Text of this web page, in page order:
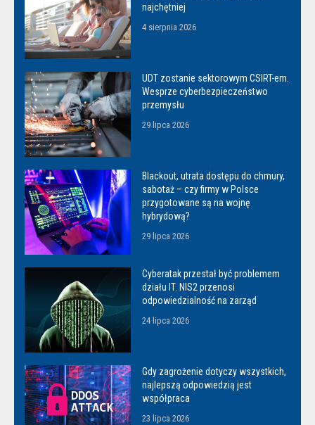
najchętniej
4 sierpnia 2026
UDT zostanie sektorowym CSIRT-em.
Wesprze cyberbezpieczeństwo
przemysłu
29 lipca 2026
Blackout, utrata dostępu do chmury,
sabotaż – czy firmy w Polsce
przygotowane są na wojnę
hybrydową?
29 lipca 2026
Cyberatak przestał być problemem
działu IT. NIS2 przenosi
odpowiedzialność na zarząd
24 lipca 2026
Gdy zagrożenie dotyczy wszystkich,
najlepszą odpowiedzią jest
współpraca
23 lipca 2026